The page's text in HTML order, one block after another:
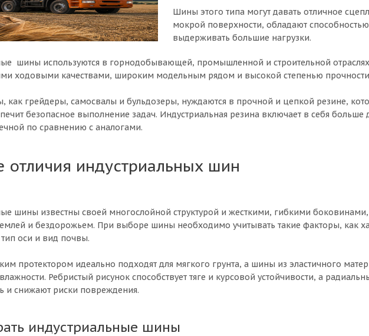
Шины этого типа могут давать отличное
мокрой поверхности, обладают
выдерживать большие нагрузки.
шины используются в горнодобывающей, промышленной и строительной
ходовыми качествами, широким модельным рядом и высокой степенью
как грейдеры, самосвалы и бульдозеры, нуждаются в прочной и цепкой резине,
безопасное выполнение задач. Индустриальная резина включает в себя
по сравнению с аналогами.
отличия индустриальных шин
шины известны своей многослойной структурой и жесткими, гибкими
и бездорожьем. При выборе шины необходимо учитывать такие факторы, как
тип оси и вид почвы.
протектором идеально подходят для мягкого грунта, а шины из эластичного
Ребристый рисунок способствует тяге и курсовой устойчивости, а
и снижают риски повреждения.
индустриальные шины